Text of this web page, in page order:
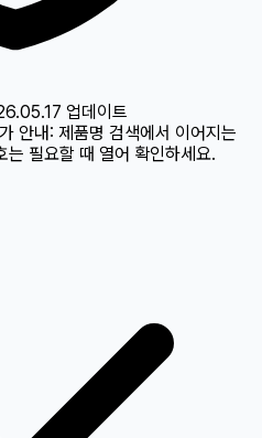
업데이트
안내: 제품명 검색에서 이어지는
는 필요할 때 열어 확인하세요.